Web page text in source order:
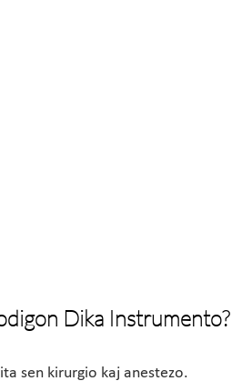
Dika Instrumento?
sen kirurgio kaj anestezo.